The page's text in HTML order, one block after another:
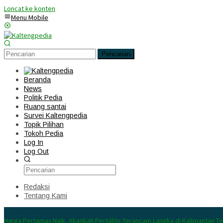
Loncat ke konten
Menu Mobile
Pencarian
Beranda
News
Politik Pedia
Ruang santai
Survei Kaltengpedia
Topik Pilihan
Tokoh Pedia
Log In
Log Out
Redaksi
Tentang Kami
Harga Pertamax Naik, Akankah Pertalite Terancam Langka di Kalimantan